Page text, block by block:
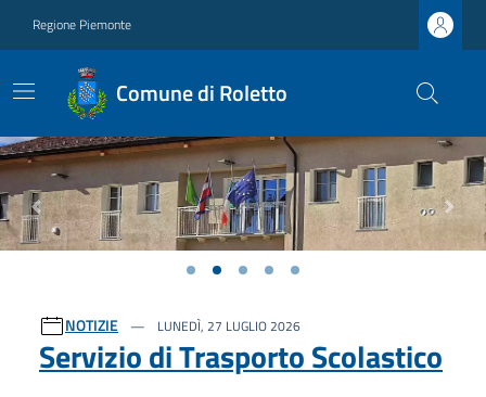
Regione Piemonte
Comune di Roletto
Previous Next
Ultime notizie
NOTIZIE LUNEDÌ, 27 LUGLIO 2026
Servizio di Trasporto Scolastico